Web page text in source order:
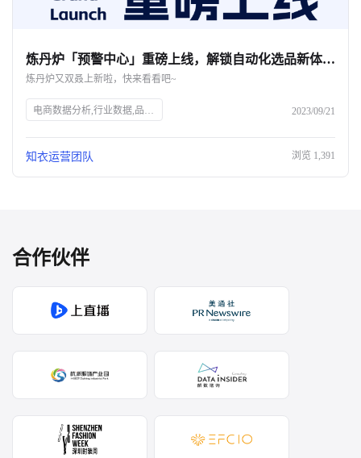
炼丹炉「预警中心」重磅上线，解锁自动化选品新体验！ T+1级数据监控，自动化高效选品
炼丹炉又双叒上新啦，快来看看吧~
电商数据分析,行业数据,品牌数据,店铺数据,商品数据,炼丹炉,全域数据覆盖,市场规模,行业发展趋势,AI科技,服装AI大数据 2023/09/21
知衣运营团队 浏览 1,391
合作伙伴